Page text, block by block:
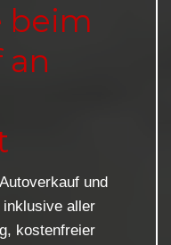
beim
an
und
inklusive aller
kostenfreier